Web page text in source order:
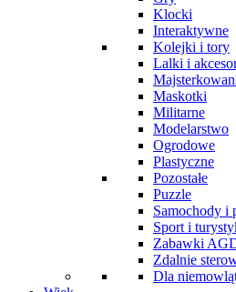
Klocki
Interaktywne
Kolejki i tory
Lalki i
Maskotki
Militarne
Modelarstwo
Ogrodowe
Plastyczne
Pozostałe
Puzzle
Samochody i
Sport i
Zabawki
Zdalnie
Dla